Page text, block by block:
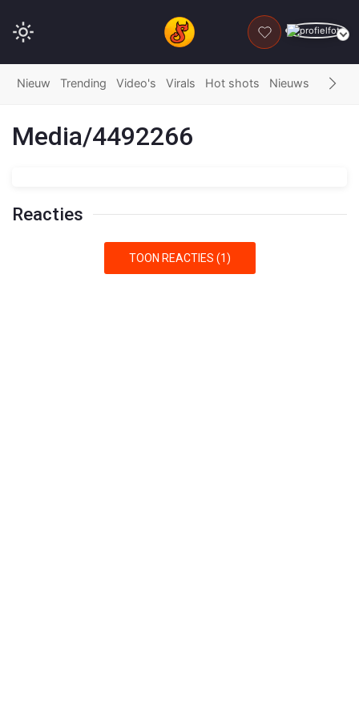
DONEER
Nieuw Trending Video's Virals Hot shots Nieuws Fails
Media/4492266
Reacties
TOON REACTIES (1)